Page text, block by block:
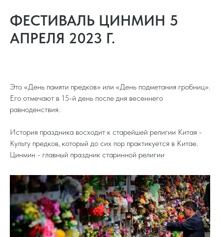
ФЕСТИВАЛЬ ЦИНМИН 5
АПРЕЛЯ 2023 Г.
Это «День памяти предков» или «День подметания гробниц».
Его отмечают в 15-й день после дня весеннего
равноденствия.
История праздника восходит к старейшей религии Китая -
Культу предков, который до сих пор практикуется в Китае.
Цинмин - главный праздник старинной религии